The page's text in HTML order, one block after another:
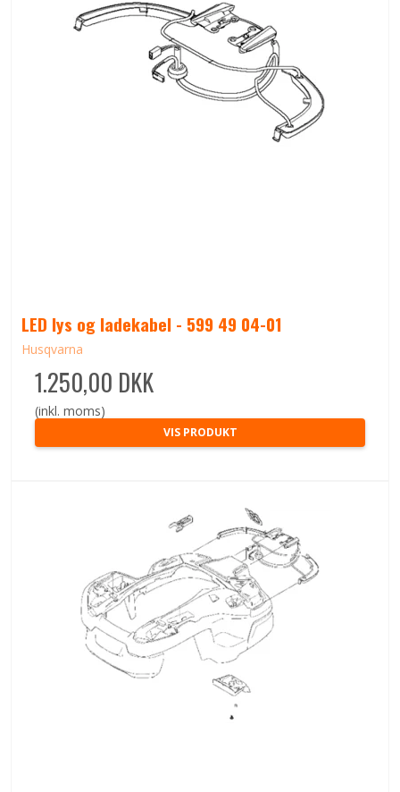
LED lys og ladekabel - 599 49 04-01
Husqvarna
1.250,00 DKK
(inkl. moms)
VIS PRODUKT